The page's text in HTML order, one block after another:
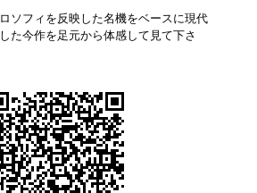
ソフィを反映した名機をベースに現代
た今作を足元から体感して見て下さ